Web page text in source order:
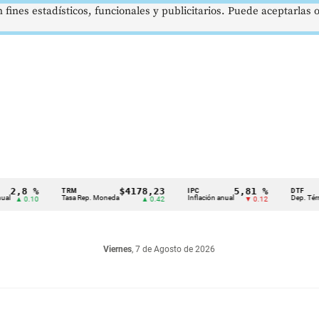
%
0.10 Tasa Rep. Moneda
$4178,23
▲ 0.42 Inflación anual
5,81 %
▼ 0.12 Dep. Término
Viernes, 7 de Agosto de 2026
estadísticos, funcionales y publicitarios. Puede aceptarlas